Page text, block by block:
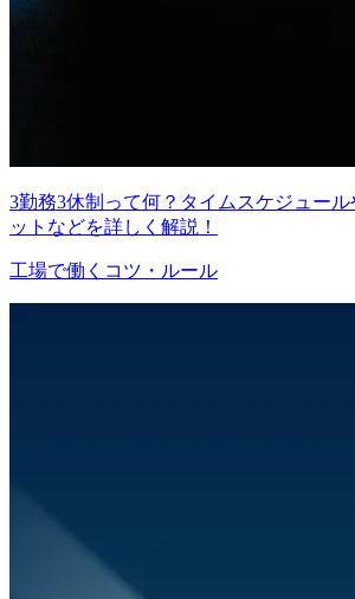
3勤務3休制って何？タイムスケジュール
ットなどを詳しく解説！
工場で働くコツ・ルール